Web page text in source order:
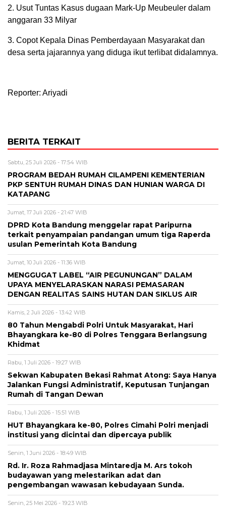
2. Usut Tuntas Kasus dugaan Mark-Up Meubeuler dalam
anggaran 33 Milyar
3. Copot Kepala Dinas Pemberdayaan Masyarakat dan
desa serta jajarannya yang diduga ikut terlibat didalamnya.
Reporter: Ariyadi
BERITA TERKAIT
Sabtu, 25 Juli 2026 - 17:54 WIB
PROGRAM BEDAH RUMAH CILAMPENI KEMENTERIAN
PKP SENTUH RUMAH DINAS DAN HUNIAN WARGA DI
KATAPANG
Jumat, 17 Juli 2026 - 21:47 WIB
DPRD Kota Bandung menggelar rapat Paripurna
terkait penyampaian pandangan umum tiga Raperda
usulan Pemerintah Kota Bandung
Jumat, 10 Juli 2026 - 11:36 WIB
MENGGUGAT LABEL “AIR PEGUNUNGAN” DALAM
UPAYA MENYELARASKAN NARASI PEMASARAN
DENGAN REALITAS SAINS HUTAN DAN SIKLUS AIR
Kamis, 2 Juli 2026 - 13:42 WIB
80 Tahun Mengabdi Polri Untuk Masyarakat, Hari
Bhayangkara ke-80 di Polres Tenggara Berlangsung
Khidmat
Rabu, 1 Juli 2026 - 19:27 WIB
Sekwan Kabupaten Bekasi Rahmat Atong: Saya Hanya
Jalankan Fungsi Administratif, Keputusan Tunjangan
Rumah di Tangan Dewan
Rabu, 1 Juli 2026 - 15:51 WIB
HUT Bhayangkara ke-80, Polres Cimahi Polri menjadi
institusi yang dicintai dan dipercaya publik
Senin, 1 Juni 2026 - 18:49 WIB
Rd. Ir. Roza Rahmadjasa Mintaredja M. Ars tokoh
budayawan yang melestarikan adat dan
pengembangan wawasan kebudayaan Sunda.
Senin, 25 Mei 2026 - 19:23 WIB